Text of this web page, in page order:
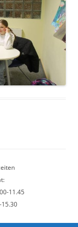
11.45
15.30